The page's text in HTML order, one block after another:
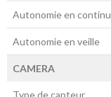
Autonomie en continu
Autonomie en veille
CAMERA
Type de capteur